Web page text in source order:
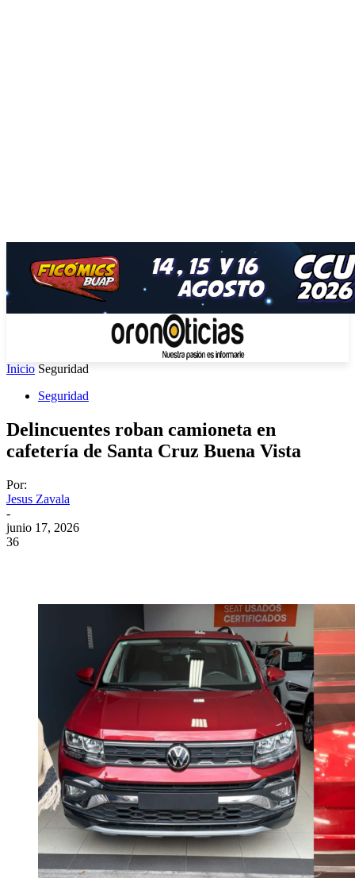
Inicio Seguridad
Seguridad
Delincuentes roban camioneta en
cafetería de Santa Cruz Buena Vista
Por:
Jesus Zavala
-
junio 17, 2026
36